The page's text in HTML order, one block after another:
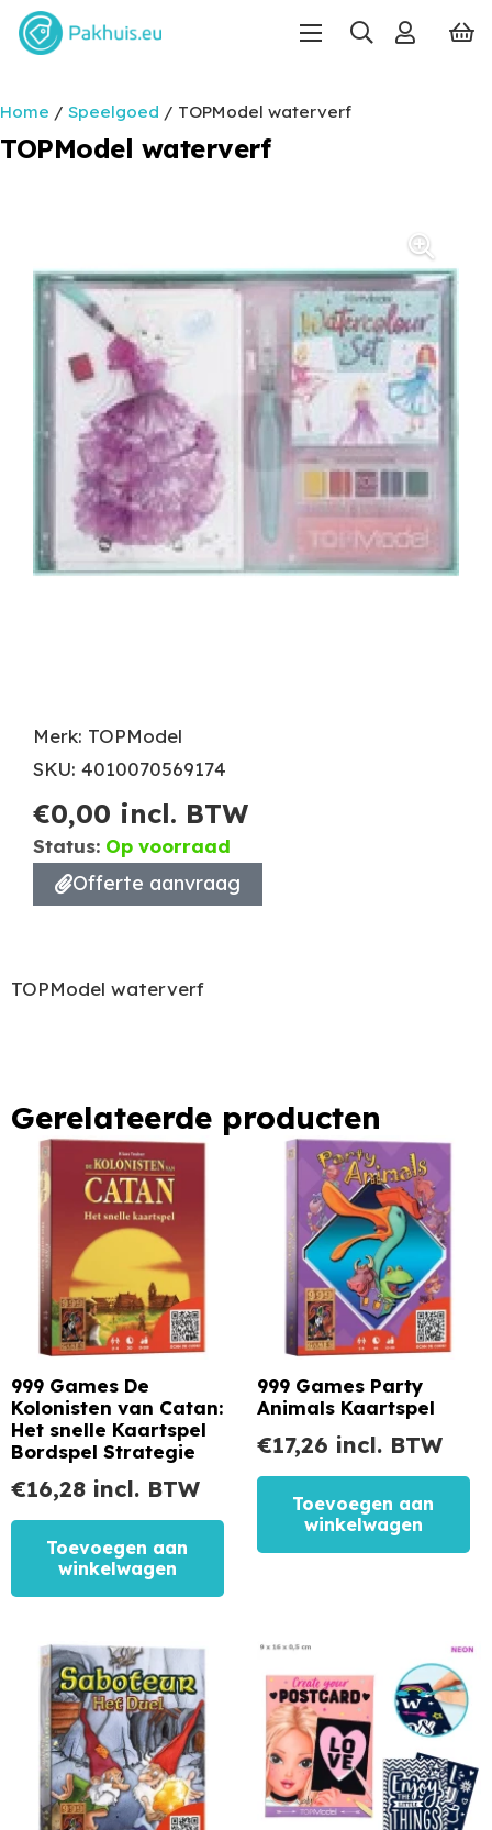
Home / Speelgoed / TOPModel waterverf
TOPModel waterverf
Merk: TOPModel
SKU: 4010070569174
€0,00 incl. BTW
Status: Op voorraad
Offerte aanvraag
TOPModel waterverf
Gerelateerde producten
999 Games De
Kolonisten van Catan:
Het snelle Kaartspel
Bordspel Strategie
€16,28 incl. BTW
Toevoegen aan
winkelwagen
999 Games Party
Animals Kaartspel
€17,26 incl. BTW
Toevoegen aan
winkelwagen